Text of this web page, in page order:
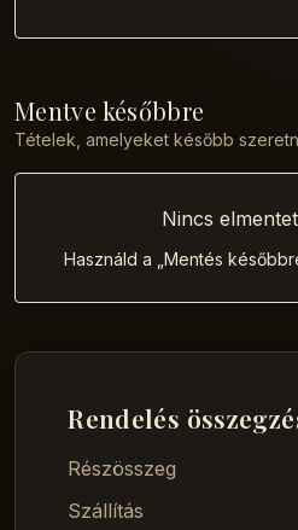
Mentve későbbre
Tételek, amelyeket később
Nincs
Használd a „Mentés
Rendelés
Részösszeg
Szállítás